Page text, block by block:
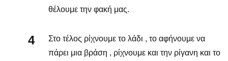
θέλουμε την φακή μας.
Στο τέλος ρίχνουμε το λάδι , το αφήνουμε να
πάρει μια βράση , ρίχνουμε και την ρίγανη και το